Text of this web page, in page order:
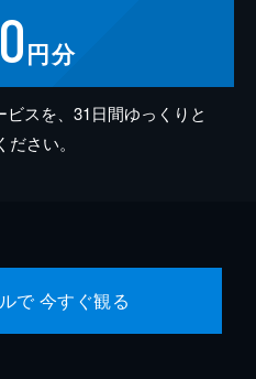
円分
スを、31日間ゆっくりと
さい。
で 今すぐ観る